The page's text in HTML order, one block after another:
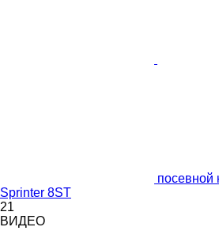
посевной
Sprinter 8ST
21
ВИДЕО